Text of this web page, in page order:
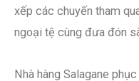
xếp các chuyến tham
ngoại tệ cùng đưa đón
Nhà hàng Salagane